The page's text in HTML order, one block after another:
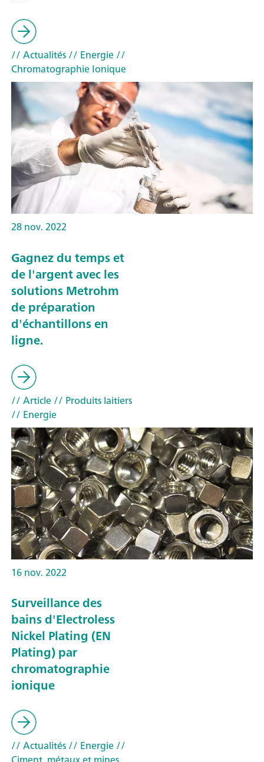
// Actualités// Energie//
Chromatographie Ionique
28 nov. 2022
Gagnez du temps et
de l'argent avec les
solutions Metrohm
de préparation
d'échantillons en
ligne.
// Article// Produits laitiers
// Energie
16 nov. 2022
Surveillance des
bains d'Electroless
Nickel Plating (EN
Plating) par
chromatographie
ionique
// Actualités// Energie//